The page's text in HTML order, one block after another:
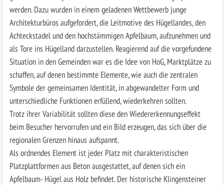
werden. Dazu wurden in einem geladenen Wettbewerb junge
Architekturbüros aufgefordert, die Leitmotive des Hügellandes, den
Achteckstadel und den hochstämmigen Apfelbaum, aufzunehmen und
als Tore ins Hügelland darzustellen. Reagierend auf die vorgefundene
Situation in den Gemeinden war es die Idee von HoG, Marktplätze zu
schaffen, auf denen bestimmte Elemente, wie auch die zentralen
Symbole der gemeinsamen Identität, in abgewandelter Form und
unterschiedliche Funktionen erfüllend, wiederkehren sollten.
Trotz ihrer Variabilität sollten diese den Wiedererkennungseffekt
beim Besucher hervorrufen und ein Bild erzeugen, das sich über die
regionalen Grenzen hinaus aufspannt.
Als ordnendes Element ist jeder Platz mit charakteristischen
Platzplattformen aus Beton ausgestattet, auf denen sich ein
Apfelbaum- Hügel aus Holz befindet. Der historische Klingensteiner